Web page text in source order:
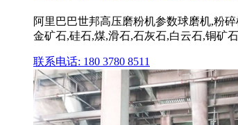
阿里巴巴世邦高压磨粉机参数球磨机,粉
金矿石,硅石,煤,滑石,石灰石,白云石,铜矿
联系电话: 180 3780 8511